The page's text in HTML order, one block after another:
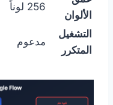
الألوان
256 لوناً
التشغيل
المتكرر
مدعوم